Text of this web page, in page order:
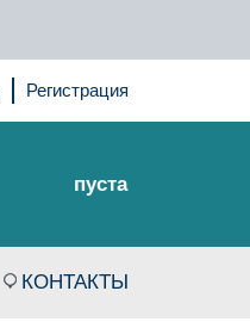
Регистрация
пуста
КОНТАКТЫ